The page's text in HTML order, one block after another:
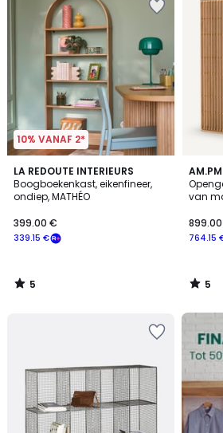
10% VANAF 2*
LA REDOUTE INTERIEURS
Boogboekenkast, eikenfineer,
ondiep, MATHÉO
339.15 €
399.00 €
5
/
5
5
/
AM.PM
van
764.15
5
/
5
5
/
FINAL